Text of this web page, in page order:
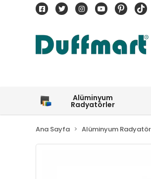
Alüminyum
Radyatörler
Ana Sayfa Alüminyum